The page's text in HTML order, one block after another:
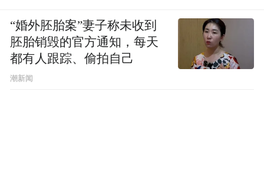
“婚外胚胎案”妻子称未收到
胚胎销毁的官方通知，每天
都有人跟踪、偷拍自己
潮新闻